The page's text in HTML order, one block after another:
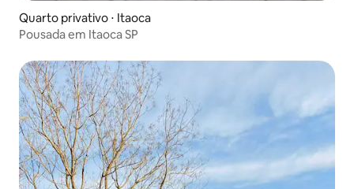
Quarto privativo ⋅ Itaoca
Pousada em Itaoca SP